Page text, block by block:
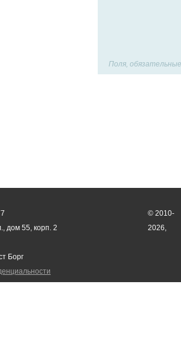
Поля,
дом 55, корп. 2
© 2010-
2026,
Борг